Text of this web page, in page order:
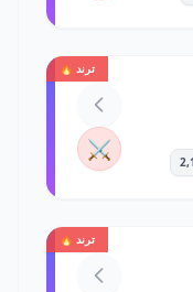
ترند 🔥
⚔️
ترند 🔥